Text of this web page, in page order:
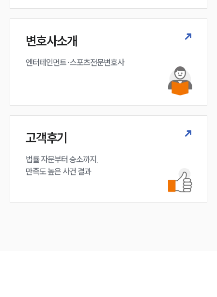
변호사소개
엔터테인먼트·스포츠전문변호사
고객후기
법률 자문부터 승소까지,
만족도 높은 사건 결과